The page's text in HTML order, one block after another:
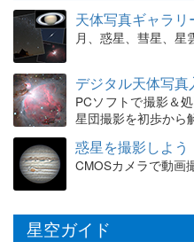
天体写真ギャラリ
月、惑星、彗星、
デジタル天体写真
PCソフトで撮影＆
星団撮影を初歩から
惑星を撮影しよう
CMOSカメラで動画
星空ガイド